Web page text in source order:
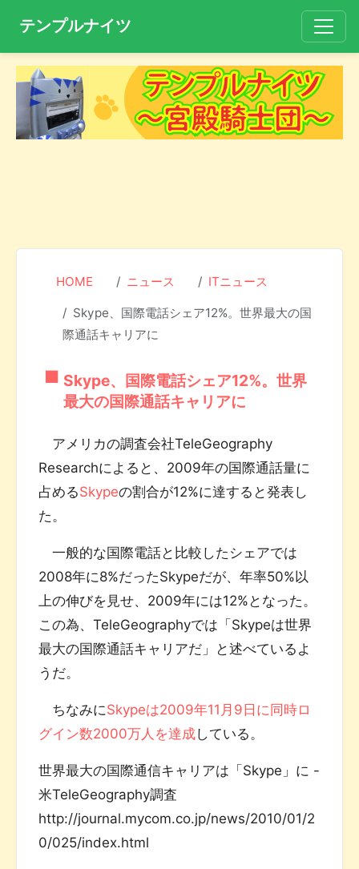
テンプルナイツ
HOME ニュース ITニュース
Skype、国際電話シェア12%。世界最大の国
際通話キャリアに
Skype、国際電話シェア12%。世界
最大の国際通話キャリアに
アメリカの調査会社TeleGeography
Researchによると、2009年の国際通話量に
占めるSkypeの割合が12%に達すると発表し
た。
一般的な国際電話と比較したシェアでは
2008年に8%だったSkypeだが、年率50%以
上の伸びを見せ、2009年には12%となった。
この為、TeleGeographyでは「Skypeは世界
最大の国際通話キャリアだ」と述べているよ
うだ。
ちなみにSkypeは2009年11月9日に同時ロ
グイン数2000万人を達成している。
世界最大の国際通信キャリアは「Skype」に -
米TeleGeography調査
http://journal.mycom.co.jp/news/2010/01/2
0/025/index.html